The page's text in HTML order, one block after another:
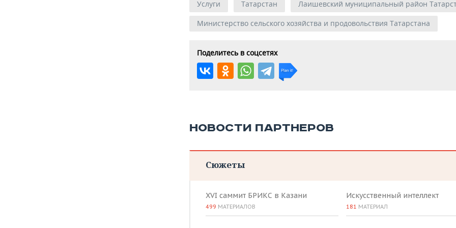
Услуги Татарстан
Лаишевский муниципальный район
Министерство сельского хозяйства и продовольствия Татарстана
Поделитесь в соцсетях
НОВОСТИ ПАРТНЕРОВ
Сюжеты
XVI саммит БРИКС в Казани
499 МАТЕРИАЛОВ
Искусственный интеллект
181 МАТЕРИАЛ